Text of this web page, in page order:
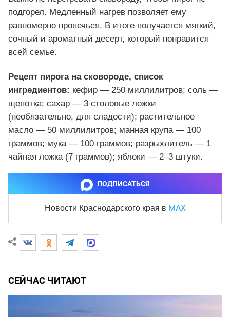
подгорел. Медленный нагрев позволяет ему
равномерно пропечься. В итоге получается мягкий,
сочный и ароматный десерт, который понравится
всей семье.
Рецепт пирога на сковороде, список
ингредиентов: кефир — 250 миллилитров; соль —
щепотка; сахар — 3 столовые ложки
(необязательно, для сладости); растительное
масло — 50 миллилитров; манная крупа — 100
граммов; мука — 100 граммов; разрыхлитель — 1
чайная ложка (7 граммов); яблоки — 2–3 штуки.
ПОДПИСАТЬСЯ
Новости Краснодарского края в MAX
СЕЙЧАС ЧИТАЮТ